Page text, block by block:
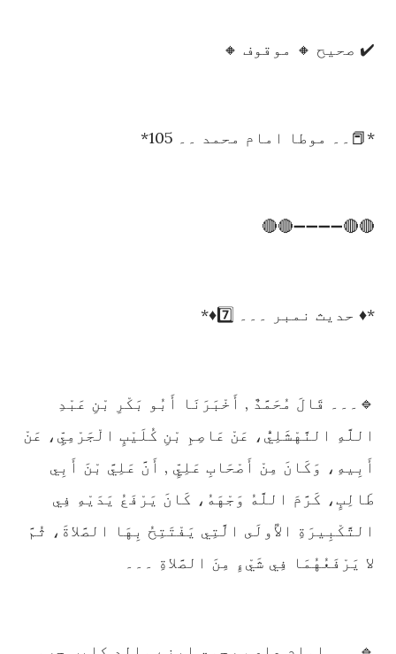
✔️ صحیح 🔸 موقوف 🔸
*📕۔۔ موطا امام محمد ۔۔ 105*
🔴🔴➖➖➖➖🔴🔴
*♦️ حدیث نمبر ۔۔۔ 7️⃣♦️*
🔹۔۔۔ قَالَ مُحَمَّدٌ , أَخْبَرَنَا أَبُو بَكْرِ بْنِ عَبْدِ
اللَّهِ النَّهْشَلِيُّ، عَنْ عَاصِمِ بْنِ كُلَيْبٍ الْجَرْمِيِّ، عَنْ
أَبِيهِ، وَكَانَ مِنْ أَصْحَابِ عَلِيٍّ , أَنَّ عَلِيَّ بْنَ أَبِي
طَالِبٍ، كَرَّمَ اللَّهُ وَجْهَهُ، كَانَ يَرْفَعُ يَدَيْهِ فِي
التَّكْبِيرَةِ الأُولَى الَّتِي يَفْتَتِحُ بِهَا الصَّلاةَ، ثُمَّ
لا يَرْفَعُهُمَا فِي شَيْءٍ مِنَ الصَّلاةِ ۔۔۔